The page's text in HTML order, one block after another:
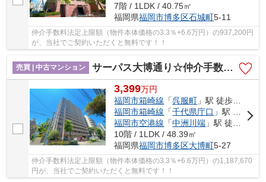
7階 / 1LDK / 40.75㎡
福岡県福岡市博多区石城町5-11
仲介手数料法定上限額（物件本体価格の3.3％+6.6万円）の937,200円
が、当社でご契約いただくと無料です！！
売買 | 中古マンション サーパス大博通り☆仲介手数料無料☆
3,399万円
福岡市箱崎線 「呉服町 」駅 徒歩8分
福岡市箱崎線 「千代県庁口 」駅 徒歩13分
福岡市空港線 「中洲川端 」駅 徒歩16分
10階 / 1LDK / 48.39㎡
福岡県福岡市博多区大博町5-27
仲介手数料法定上限額（物件本体価格の3.3％+6.6万円）の1,187,670
円が、当社でご契約いただくと無料です！！